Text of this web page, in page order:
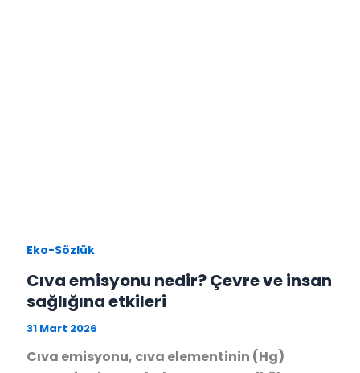
Eko-Sözlük
Cıva emisyonu nedir? Çevre ve insan
sağlığına etkileri
31 Mart 2026
Cıva emisyonu, cıva elementinin (Hg)